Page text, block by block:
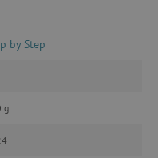
by Step
g